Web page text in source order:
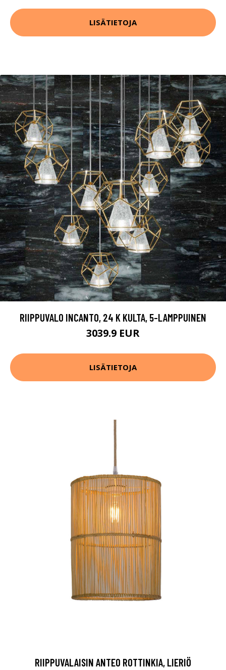
LISÄTIETOJA
RIIPPUVALO INCANTO, 24 K KULTA, 5-LAMPPUINEN
3039.9 EUR
LISÄTIETOJA
RIIPPUVALAISIN ANTEO ROTTINKIA, LIERIÖ